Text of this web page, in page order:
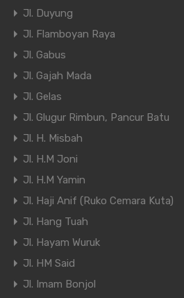
Jl. Duyung
Jl. Flamboyan Raya
Jl. Gabus
Jl. Gajah Mada
Jl. Gelas
Jl. Glugur Rimbun, Pancur Batu
Jl. H. Misbah
Jl. H.M Joni
Jl. H.M Yamin
Jl. Haji Anif (Ruko Cemara Kuta)
Jl. Hang Tuah
Jl. Hayam Wuruk
Jl. HM Said
Jl. Imam Bonjol